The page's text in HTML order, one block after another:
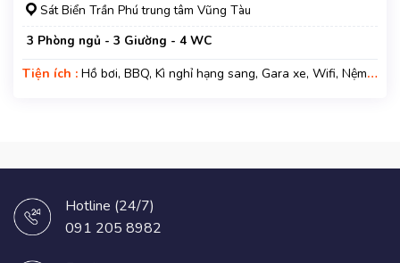
Sát Biển Trần Phú trung tâm Vũng Tàu
3 Phòng ngủ - 3 Giường - 4 WC
Tiện ích : Hồ bơi, BBQ, Kì nghỉ hạng sang, Gara xe, Wifi, Nệm
Hotline (24/7)
091 205 8982